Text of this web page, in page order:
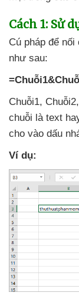
Cách 1: Sử
Cú pháp để nối
như sau:
Chuỗi1, Chuỗi2
chuỗi là text
cho vào dấu
Ví dụ: